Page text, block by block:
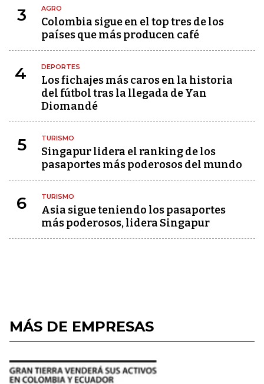
3 AGRO
Colombia sigue en el top tres de los
países que más producen café
4 DEPORTES
Los fichajes más caros en la historia
del fútbol tras la llegada de Yan
Diomandé
5 TURISMO
Singapur lidera el ranking de los
pasaportes más poderosos del mundo
6 TURISMO
Asia sigue teniendo los pasaportes
más poderosos, lidera Singapur
MÁS DE EMPRESAS